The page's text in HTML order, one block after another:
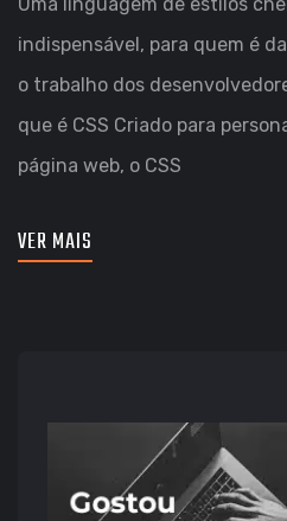
Uma linguagem de estilos
indispensável, para quem é
o trabalho dos
que é CSS Criado para
página web, o CSS
VER MAIS